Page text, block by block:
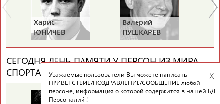
24 персон из 13181
ЕЩЁ ПЕРСОНЫ
ТАБЛО АКТИВНОСТИ
Харис
ЮНИЧЕВ
Валерий
ПУШКАРЕВ
СЕГОДНЯ ДЕНЬ ПАМЯТИ У ПЕРСОН ИЗ МИРА
СПОРТА (6 ПЕРСОНАЛИЙ)
ВЕСЬ СПИСОК
Уважаемые пользователи Вы можете написать
ПРИВЕТСТВИЕ/ПОЗДРАВЛЕНИЕ/СООБЩЕНИЕ любой
персоне, информация о которой содержится в нашей БД
Персоналий !